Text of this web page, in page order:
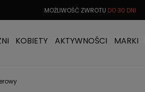
MOŻLIWOŚĆ ZWROTU DO 30 DNI
KOBIETY AKTYWNOŚCI MARKI